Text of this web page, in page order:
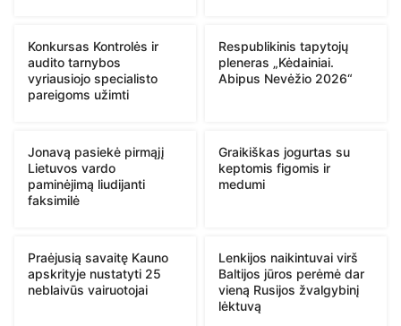
Konkursas Kontrolės ir
audito tarnybos
vyriausiojo specialisto
pareigoms užimti
Respublikinis tapytojų
pleneras „Kėdainiai.
Abipus Nevėžio 2026“
Jonavą pasiekė pirmąjį
Lietuvos vardo
paminėjimą liudijanti
faksimilė
Graikiškas jogurtas su
keptomis figomis ir
medumi
Praėjusią savaitę Kauno
apskrityje nustatyti 25
neblaivūs vairuotojai
Lenkijos naikintuvai virš
Baltijos jūros perėmė dar
vieną Rusijos žvalgybinį
lėktuvą